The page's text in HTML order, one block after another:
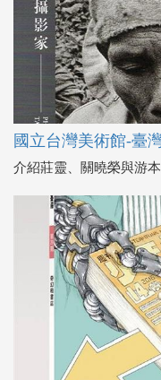
國立台灣美術館-臺
介紹莊靈、關曉榮與游本